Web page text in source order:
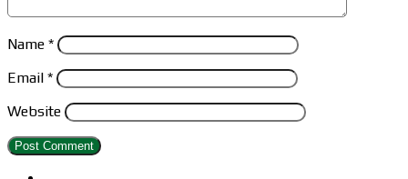
Name *
Email *
Website